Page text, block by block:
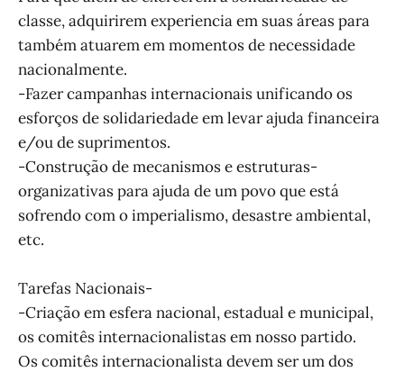
classe, adquirirem experiencia em suas áreas para
também atuarem em momentos de necessidade
nacionalmente.
-Fazer campanhas internacionais unificando os
esforços de solidariedade em levar ajuda financeira
e/ou de suprimentos.
-Construção de mecanismos e estruturas-
organizativas para ajuda de um povo que está
sofrendo com o imperialismo, desastre ambiental,
etc.
Tarefas Nacionais-
-Criação em esfera nacional, estadual e municipal,
os comitês internacionalistas em nosso partido.
Os comitês internacionalista devem ser um dos